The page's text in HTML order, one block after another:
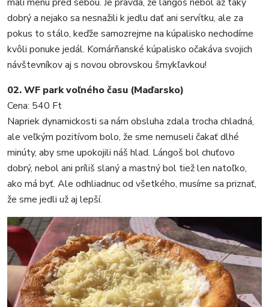
dobrý a nejako sa nesnažili k jedlu dať ani servítku, ale za
pokus to stálo, keďže samozrejme na kúpalisko nechodíme
kvôli ponuke jedál. Komárňanské kúpalisko očakáva svojich
návštevníkov aj s novou obrovskou šmykľavkou!
02. WF park voľného času (Maďarsko)
Cena: 540 Ft
Napriek dynamickosti sa nám obsluha zdala trocha chladná,
ale veľkým pozitívom bolo, že sme nemuseli čakať dlhé
minúty, aby sme upokojili náš hlad. Lángoš bol chuťovo
dobrý, nebol ani príliš slaný a mastný bol tiež len natoľko,
ako má byť. Ale odhliadnuc od všetkého, musíme sa priznať,
že sme jedli už aj lepší.